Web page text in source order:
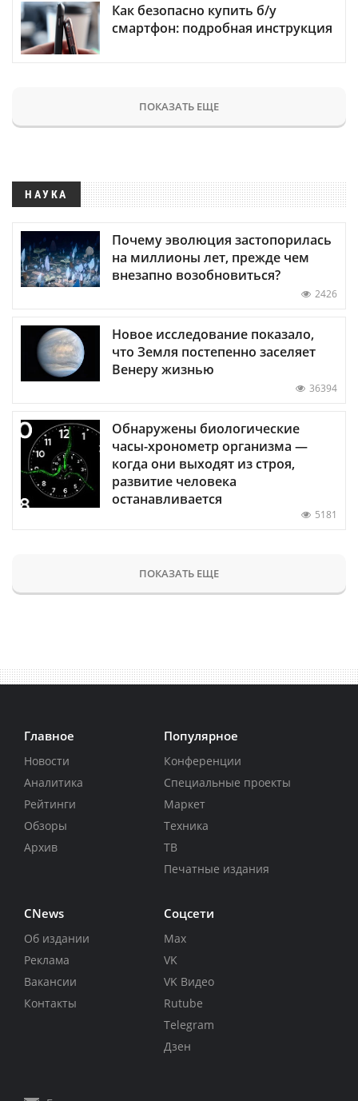
Как безопасно купить б/у
смартфон: подробная инструкция
ПОКАЗАТЬ ЕЩЕ
НАУКА
Почему эволюция застопорилась
на миллионы лет, прежде чем
внезапно возобновиться?
2426
Новое исследование показало,
что Земля постепенно заселяет
Венеру жизнью
36394
Обнаружены биологические
часы-хронометр организма —
когда они выходят из строя,
развитие человека
останавливается
5181
ПОКАЗАТЬ ЕЩЕ
Главное
Новости
Аналитика
Рейтинги
Обзоры
Архив
Популярное
Конференции
Специальные проекты
Маркет
Техника
ТВ
Печатные издания
CNews
Об издании
Реклама
Вакансии
Контакты
Соцсети
Max
VK
VK Видео
Rutube
Telegram
Дзен